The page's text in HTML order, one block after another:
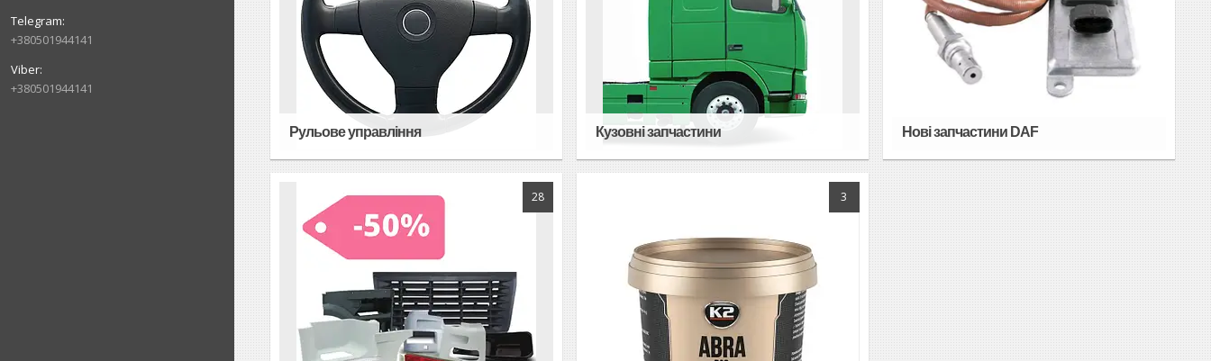
+380501944141
+380501944141
Рульове управління Кузовні запчастини Нові запчастини DAF
28 3